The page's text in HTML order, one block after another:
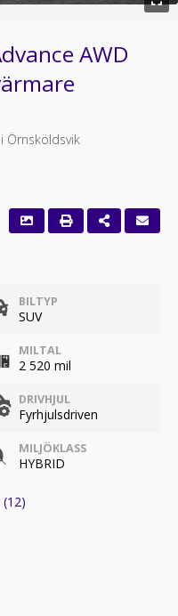
AWD
Örnsköldsvik
BILTYP
SUV
MILTAL
2 520 mil
DRIVHJUL
Fyrhjulsdriven
MILJÖKLASS
HYBRID
(12)